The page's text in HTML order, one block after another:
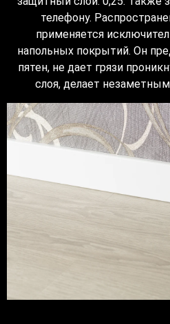
телефону.
применяется
напольных покрытий. Он
пятен, не дает грязи
слоя, делает